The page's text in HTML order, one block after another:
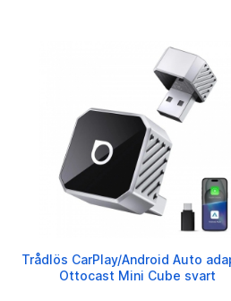
Trådlös CarPlay/Android Auto
Ottocast Mini Cube svart